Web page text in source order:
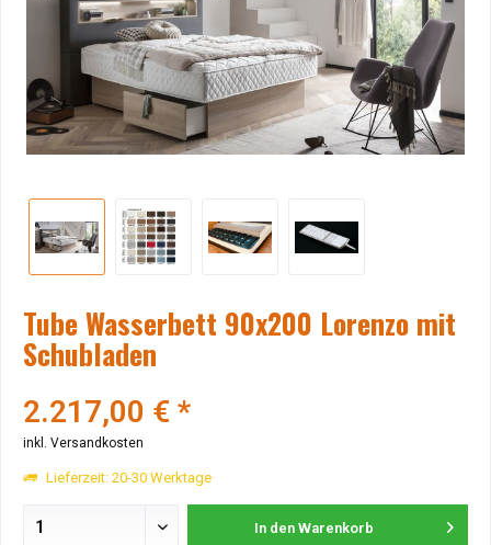
Tube Wasserbett 90x200 Lorenzo mit
Schubladen
2.217,00 € *
inkl. Versandkosten
Lieferzeit: 20-30 Werktage
In den Warenkorb